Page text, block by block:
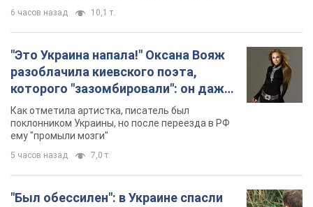
6 часов назад 10,1 т.
"Это Украина напала!" Оксана Вояж
разоблачила киевского поэта,
которого "зазомбировали": он даже
русского не знал, а теперь хочет
геноцида украинцев
Как отметила артистка, писатель был
поклонником Украины, но после переезда в РФ
ему "промыли мозги"
5 часов назад 7,0 т.
"Был обессилен": в Украине спасли